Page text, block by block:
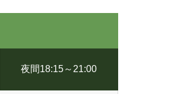
夜間18:15～21:00